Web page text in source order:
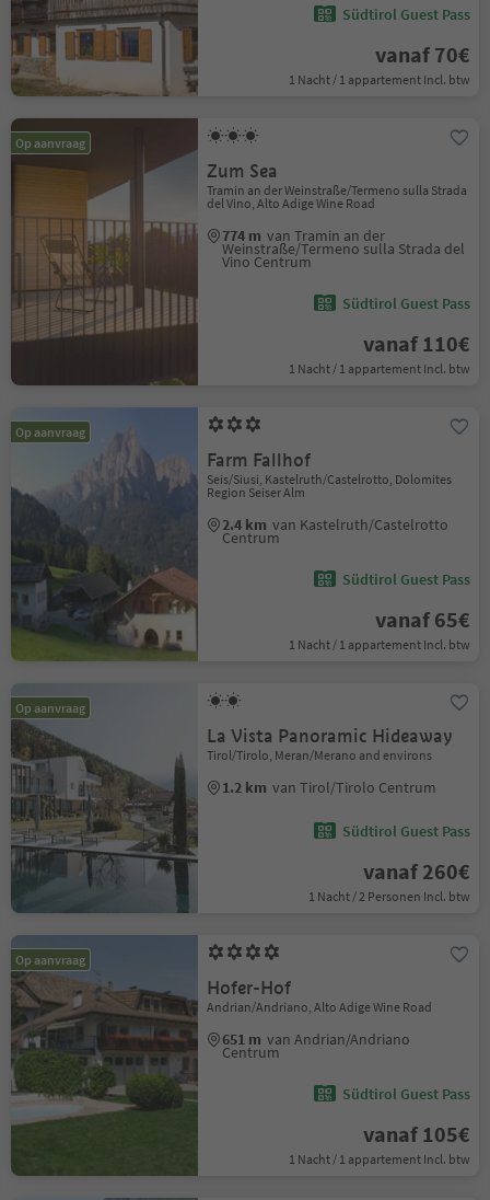
Südtirol Guest Pass
vanaf 70€
1 Nacht / 1 appartement Incl. btw
Op aanvraag
Zum Sea
Tramin an der Weinstraße/Termeno sulla Strada
del Vino, Alto Adige Wine Road
774 m van Tramin an der
Weinstraße/Termeno sulla Strada del
Vino Centrum
Südtirol Guest Pass
vanaf 110€
1 Nacht / 1 appartement Incl. btw
Op aanvraag
Farm Fallhof
Seis/Siusi, Kastelruth/Castelrotto, Dolomites
Region Seiser Alm
2.4 km van Kastelruth/Castelrotto
Centrum
Südtirol Guest Pass
vanaf 65€
1 Nacht / 1 appartement Incl. btw
Op aanvraag
La Vista Panoramic Hideaway
Tirol/Tirolo, Meran/Merano and environs
1.2 km van Tirol/Tirolo Centrum
Südtirol Guest Pass
vanaf 260€
1 Nacht / 2 Personen Incl. btw
Op aanvraag
Hofer-Hof
Andrian/Andriano, Alto Adige Wine Road
651 m van Andrian/Andriano
Centrum
Südtirol Guest Pass
vanaf 105€
1 Nacht / 1 appartement Incl. btw